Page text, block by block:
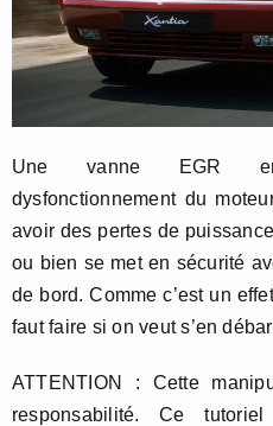
Une vanne EGR
dysfonctionnement du
avoir des pertes de
ou bien se met en sécurité
de bord. Comme c’est un
faut faire si on veut s’en
ATTENTION : Cette
responsabilité. Ce